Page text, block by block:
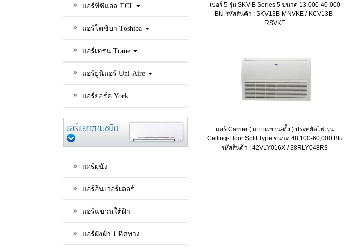
แอร์ทีซีแอล TCL
แอร์โตชิบา Toshiba
แอร์เทรน Trane
แอร์ยูนิแอร์ Uni-Aire
แอร์ยอร์ค York
แอร์ผนัง
แอร์อินเวอร์เตอร์
แอร์แขวนใต้ฝ้า
แอร์ฝังฝ้า 1 ทิศทาง
เบอร์ 5 รุ่น SKV-B Series 5 ขนาด 13,000-40,000
Btu รหัสสินค้า : SKV13B-MNVKE / KCV13B-
RSVKE
แอร์ Carrier ( แบบแขวน-ตั้ง ) ประหยัดไฟ รุ่น
Ceiling-Floor Split Type ขนาด 48,100-60,000 Btu
รหัสสินค้า : 42VLY016X / 38RLY048R3